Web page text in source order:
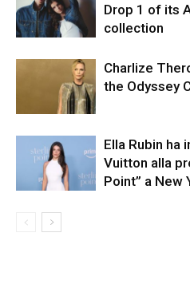
Drop 1 of its
collection
Charlize
the Odyssey
Ella Rubin ha
Vuitton alla
Point” a New